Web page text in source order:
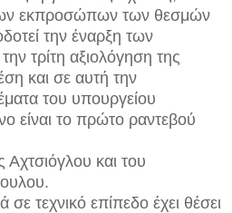
εκπροσώπων των θεσμών
την έναρξη των
τρίτη αξιολόγηση της
και σε αυτή την
του υπουργείου
είναι το πρώτο ραντεβού
και του
τεχνικό επίπεδο έχει θέσει